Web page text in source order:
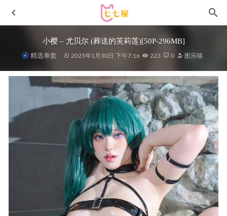
小樱 – 尤贝尔 (葬送的芙莉莲)[50P-296MB]
精选单套 2025年1月30日 下午7:16 223 0 图乐喵
小酥酱 –NO.03 黑猫[40P/1V/117MB] 2022-05-06
嗲囡囡 – 2015.11.14 VOL.015 陸芷翊lucia[43P346M]
2022-
疯猫ss – NO.168 2024年二月限定 瑜伽服 卡芙卡 [58P-
2024-08-12
雨波_HaneAme – NO.452 Original_Devil Maid _偷心惡魔女